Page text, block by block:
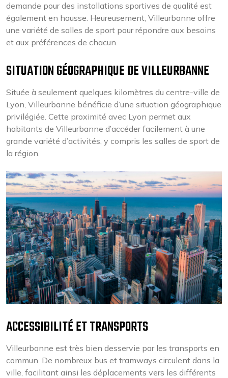
demande pour des installations sportives de qualité est
également en hausse. Heureusement, Villeurbanne offre
une variété de salles de sport pour répondre aux besoins
et aux préférences de chacun.
SITUATION GÉOGRAPHIQUE DE VILLEURBANNE
Située à seulement quelques kilomètres du centre-ville de
Lyon, Villeurbanne bénéficie d’une situation géographique
privilégiée. Cette proximité avec Lyon permet aux
habitants de Villeurbanne d’accéder facilement à une
grande variété d’activités, y compris les salles de sport de
la région.
ACCESSIBILITÉ ET TRANSPORTS
Villeurbanne est très bien desservie par les transports en
commun. De nombreux bus et tramways circulent dans la
ville, facilitant ainsi les déplacements vers les différents